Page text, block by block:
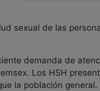
sexual de las
demanda de
Los HSH
la población